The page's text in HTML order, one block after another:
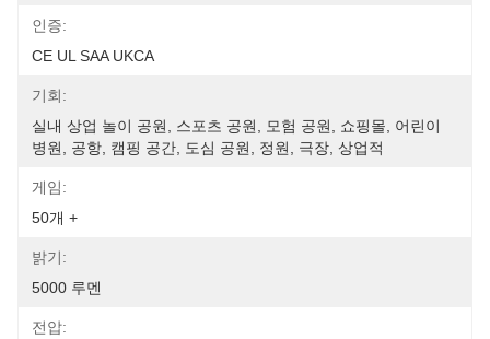
인증:
CE UL SAA UKCA
기회:
실내 상업 놀이 공원, 스포츠 공원, 모험 공원, 쇼핑몰, 어린이
병원, 공항, 캠핑 공간, 도심 공원, 정원, 극장, 상업적
게임:
50개 +
밝기:
5000 루멘
전압: